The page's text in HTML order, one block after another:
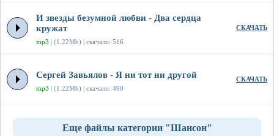
И звезды безумной любви - Два сердца
кружат
mp3 | (1.22Mb) | скачали: 516
СКАЧАТЬ
Сергей Завьялов - Я ни тот ни другой
mp3 | (1.22Mb) | скачали: 490
СКАЧАТЬ
Еще файлы категории "Шансон"